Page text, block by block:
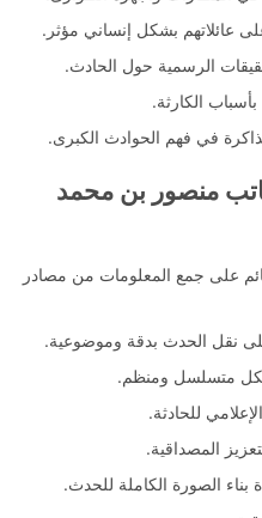
عائلاتهم بشكل إنساني مؤثر.
الرسمية حول الحادث.
بأسباب الكارثة.
في فهم الحوادث الكبرى.
منصور بن محمد
على جمع المعلومات من مصادر
نقل الحدث بدقة وموضوعية.
متسلسل ومنظم.
للحادثة.
المصداقية.
بناء الصورة الكاملة للحدث.